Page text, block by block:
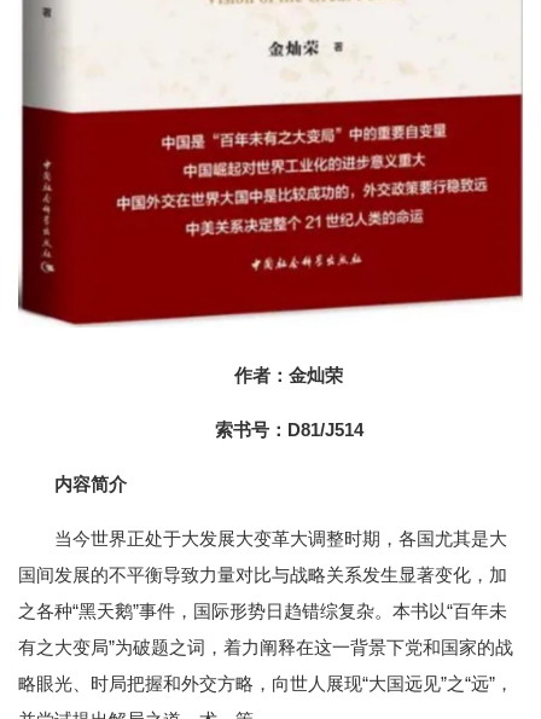
作者：金灿荣
索书号：D81/J514
内容简介
当今世界正处于大发展大变革大调整时期，各国尤其是大
国间发展的不平衡导致力量对比与战略关系发生显著变化，加
之各种“黑天鹅”事件，国际形势日趋错综复杂。本书以“百年未
有之大变局”为破题之词，着力阐释在这一背景下党和国家的战
略眼光、时局把握和外交方略，向世人展现“大国远见”之“远”，